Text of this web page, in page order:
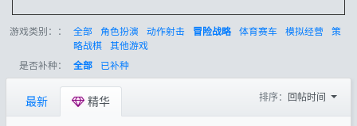
游戏类别：： 全部 角色扮演 动作射击 冒险战略 体育赛车 模拟经营 策
略战棋 其他游戏
是否补种：
全部 已补种
最新 精华 排序： 回帖时间